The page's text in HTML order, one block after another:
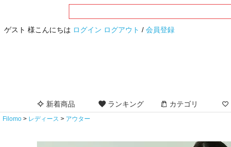
ゲスト 様こんにちは ログイン ログアウト / 会員登録
新着商品 ランキング カテゴリ
Filomo レディース アウター